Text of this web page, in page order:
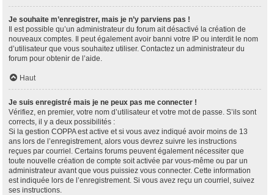
Je souhaite m’enregistrer, mais je n’y parviens pas !
Il est possible qu’un administrateur du forum ait désactivé la création de
nouveaux comptes. Il peut également avoir banni votre IP ou interdit le nom
d’utilisateur que vous souhaitez utiliser. Contactez un administrateur du
forum pour obtenir de l’aide.
Haut
Je suis enregistré mais je ne peux pas me connecter !
Vérifiez, en premier, votre nom d’utilisateur et votre mot de passe. S’ils sont
corrects, il y a deux possibilités :
Si la gestion COPPA est active et si vous avez indiqué avoir moins de 13
ans lors de l’enregistrement, alors vous devrez suivre les instructions
reçues par courriel. Certains forums peuvent également nécessiter que
toute nouvelle création de compte soit activée par vous-même ou par un
administrateur avant que vous puissiez vous connecter. Cette information
est indiquée lors de l’enregistrement. Si vous avez reçu un courriel, suivez
ses instructions.